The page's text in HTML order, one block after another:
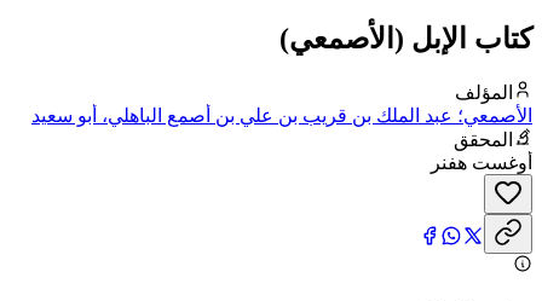
كتاب الإبل (الأصمعي)
المؤلف
الأصمعي؛ عبد الملك بن قريب بن علي بن أصمع الباهلي، أبو سعيد
الأصمعي
المحقق
أوغست هفنر